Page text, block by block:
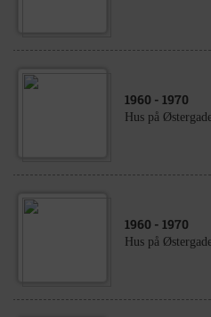
1960 - 1970
Hus på
1960 - 1970
Hus på